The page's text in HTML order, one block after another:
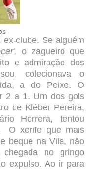
clube. Se alguém
', o zagueiro que
e admiração dos
colecionava o
a do Peixe. O
2 a 1. Um dos gols
de Kléber Pereira,
Herrera, tentou
O xerife que mais
beque na Vila, não
no gringo
expulso. Ao ir para